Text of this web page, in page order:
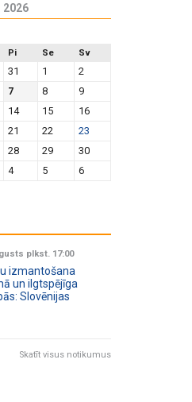
2026
Pi Se Sv
31 1
2
7 8
9
14 15
16
21 22
23
28 29
30
4 5 6
plkst. 17:00
izmantošana
un ilgtspējīga
Slovēnijas
Skatīt visus notikumus